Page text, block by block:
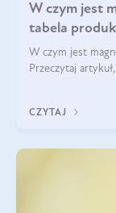
W czym jest
tabela
W czym jest
Przeczytaj
CZYTAJ